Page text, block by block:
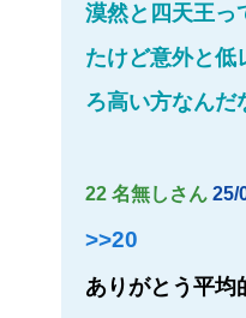
漠然と四天王っ
たけど意外と低
ろ高い方なん
22 名無しさん 25/
>>20
ありがとう平均